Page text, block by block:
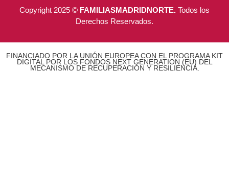
Copyright 2025 © FAMILIASMADRIDNORTE. Todos los
Derechos Reservados.
FINANCIADO POR LA UNIÓN EUROPEA CON EL PROGRAMA KIT
DIGITAL POR LOS FONDOS NEXT GENERATION (EU) DEL
MECANISMO DE RECUPERACIÓN Y RESILIENCIA.